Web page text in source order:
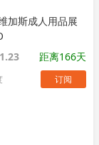
加斯成人用品展
距离166天
订阅